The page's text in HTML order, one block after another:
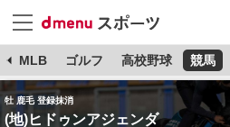
MLB ゴルフ 高校野球 競馬
牡 鹿毛 登録抹消
(地)ヒドゥンアジェンダ